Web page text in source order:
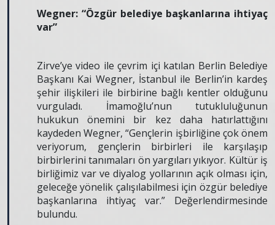
Wegner: “Özgür belediye başkanlarına ihtiyaç
var”
Zirve’ye video ile çevrim içi katılan Berlin Belediye
Başkanı Kai Wegner, İstanbul ile Berlin’in kardeş
şehir ilişkileri ile birbirine bağlı kentler olduğunu
vurguladı. İmamoğlu’nun tutukluluğunun
hukukun önemini bir kez daha hatırlattığını
kaydeden Wegner, “Gençlerin işbirliğine çok önem
veriyorum, gençlerin birbirleri ile karşılaşıp
birbirlerini tanımaları ön yargıları yıkıyor. Kültür iş
birliğimiz var ve diyalog yollarının açık olması için,
geleceğe yönelik çalışılabilmesi için özgür belediye
başkanlarına ihtiyaç var.” Değerlendirmesinde
bulundu.